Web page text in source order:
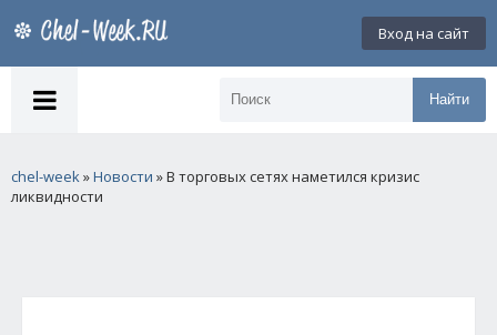
Вход на сайт
Найти
chel-week»Новости » В торговых сетях наметился кризис
ликвидности